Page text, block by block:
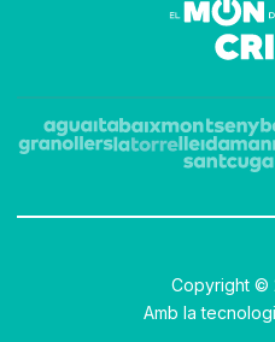
Copyright ©
Amb la